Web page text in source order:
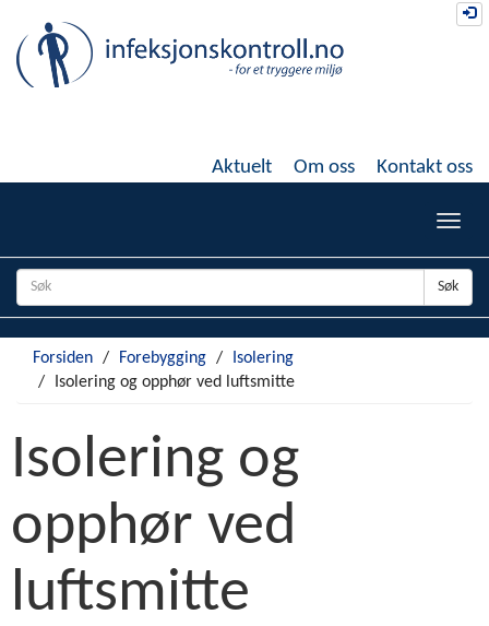
hovedinnhold
Aktuelt Om oss Kontakt oss
Søk
Forsiden Forebygging
Isolering
Isolering og opphør ved luftsmitte
Isolering og
opphør ved
luftsmitte